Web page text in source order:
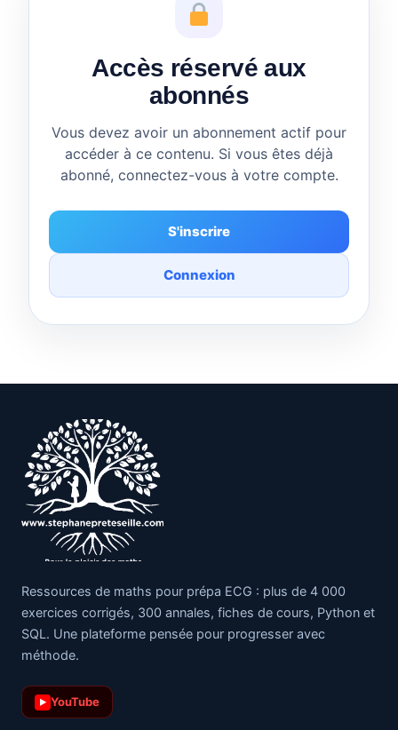
Accès réservé aux
abonnés
Vous devez avoir un abonnement actif pour
accéder à ce contenu. Si vous êtes déjà
abonné, connectez-vous à votre compte.
S'inscrire
Connexion
Ressources de maths pour prépa ECG : plus de 4 000
exercices corrigés, 300 annales, fiches de cours, Python et
SQL. Une plateforme pensée pour progresser avec
méthode.
▶ YouTube